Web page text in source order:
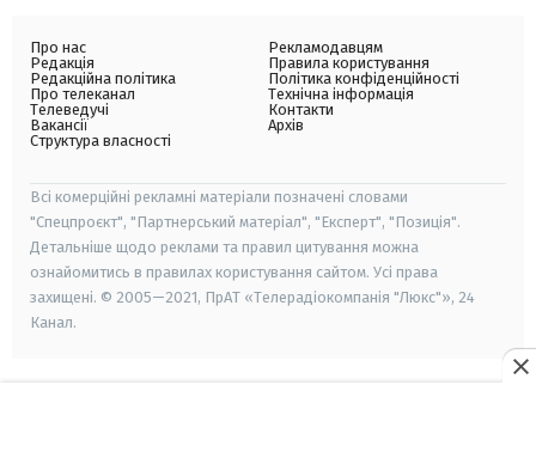
Про нас
Редакція
Редакційна політика
Про телеканал
Телеведучі
Вакансії
Структура власності
Рекламодавцям
Правила користування
Політика конфіденційності
Технічна інформація
Контакти
Архів
Всі комерційні рекламні матеріали позначені словами
"Спецпроєкт", "Партнерський матеріал", "Експерт", "Позиція".
Детальніше щодо реклами та правил цитування можна
ознайомитись в правилах користування сайтом. Усі права
захищені. © 2005—2021, ПрАТ «Телерадіокомпанія "Люкс"», 24
Канал.